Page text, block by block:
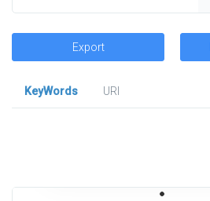
Export
KeyWords
URl